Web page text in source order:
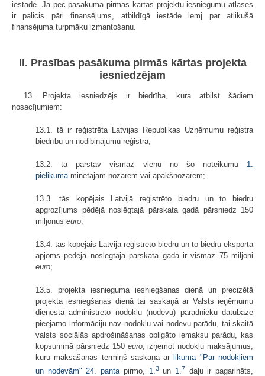
iestāde. Ja pēc pasākuma pirmās kārtas projektu iesniegumu atlases
ir palicis pāri finansējums, atbildīgā iestāde lemj par atlikušā
finansējuma turpmāku izmantošanu.
II. Prasības pasākuma pirmās kārtas projekta
iesniedzējam
13. Projekta iesniedzējs ir biedrība, kura atbilst šādiem
nosacījumiem:
13.1. tā ir reģistrēta Latvijas Republikas Uzņēmumu reģistra
biedrību un nodibinājumu reģistrā;
13.2. tā pārstāv vismaz vienu no šo noteikumu 1.
pielikumā minētajām nozarēm vai apakšnozarēm;
13.3. tās kopējais Latvijā reģistrēto biedru un to biedru
apgrozījums pēdējā noslēgtajā pārskata gadā pārsniedz 150
miljonus euro;
13.4. tās kopējais Latvijā reģistrēto biedru un to biedru eksporta
apjoms pēdējā noslēgtajā pārskata gadā ir vismaz 75 miljoni
euro;
13.5. projekta iesnieguma iesniegšanas dienā un precizētā
projekta iesniegšanas dienā tai saskaņā ar Valsts ieņēmumu
dienesta administrēto nodokļu (nodevu) parādnieku datubāzē
pieejamo informāciju nav nodokļu vai nodevu parādu, tai skaitā
valsts sociālās apdrošināšanas obligāto iemaksu parādu, kas
kopsummā pārsniedz 150 euro, izņemot nodokļu maksājumus,
kuru maksāšanas termiņš saskaņā arlikuma "Par nodokļiem
un nodevām" 24. panta pirmo, 1. 3un 1. 7 daļu ir pagarināts,